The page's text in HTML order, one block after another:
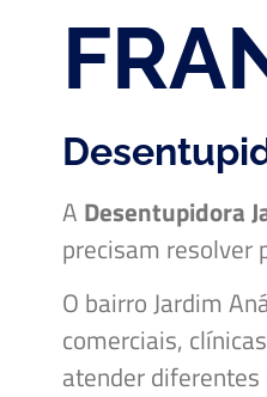
A Desentupidora
precisam resolver
O bairro Jardim
comerciais,
atender